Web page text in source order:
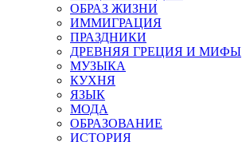
ОБРАЗ ЖИЗНИ
ИММИГРАЦИЯ
ПРАЗДНИКИ
ДРЕВНЯЯ ГРЕЦИЯ И МИФЫ
МУЗЫКА
КУХНЯ
ЯЗЫК
МОДА
ОБРАЗОВАНИЕ
ИСТОРИЯ